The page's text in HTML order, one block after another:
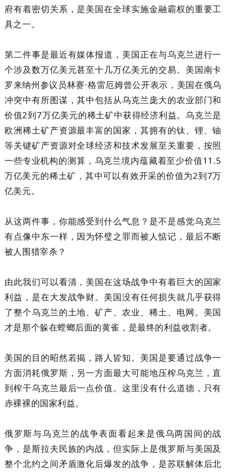
府有着密切关系，是美国在全球实施金融霸权的重要工
具之一。
第二件事是最近有媒体报道，美国正在与乌克兰进行一
个涉及数万亿美元甚至十几万亿美元的交易。美国南卡
罗来纳州参议员林赛·格雷厄姆曾公开表示，美国在俄乌
冲突中有所图谋，其中包括从乌克兰庞大的农业部门和
价值2到7万亿美元的稀土矿中获得经济利益。乌克兰是
欧洲稀土矿产资源最丰富的国家，其拥有的钛、锂、铀
等关键矿产资源对全球经济和技术发展至关重要，按照
一些专业机构的测算，乌克兰境内蕴藏着至少价值11.5
万亿美元的稀土矿，其中可以有效开采的价值为2到7万
亿美元。
从这两件事，你能感受到什么气息？是不是感觉乌克兰
有点像中东一样，因为怀璧之罪而被人惦记，最后不断
被人围猎宰杀？
由此我们可以看清，美国在这场战争中有着巨大的国家
利益，是在大发战争财。美国没有任何损失就几乎获得
了整个乌克兰的土地、矿产、农业、稀土、电网。美国
才是那个躲在螳螂后面的黄雀，是最终的利益收割者。
美国的目的昭然若揭，路人皆知。美国是要通过战争一
方面消耗俄罗斯，另一方面最大可能地压榨乌克兰，直
到榨干乌克兰最后一点价值。这里没有什么道德，只有
赤裸裸的国家利益。
俄罗斯与乌克兰的战争表面看起来是俄乌两国间的战
争，是斯拉夫民族的内战，但实际上是俄罗斯与美国及
整个北约之间矛盾激化后爆发的战争，是苏联解体后北